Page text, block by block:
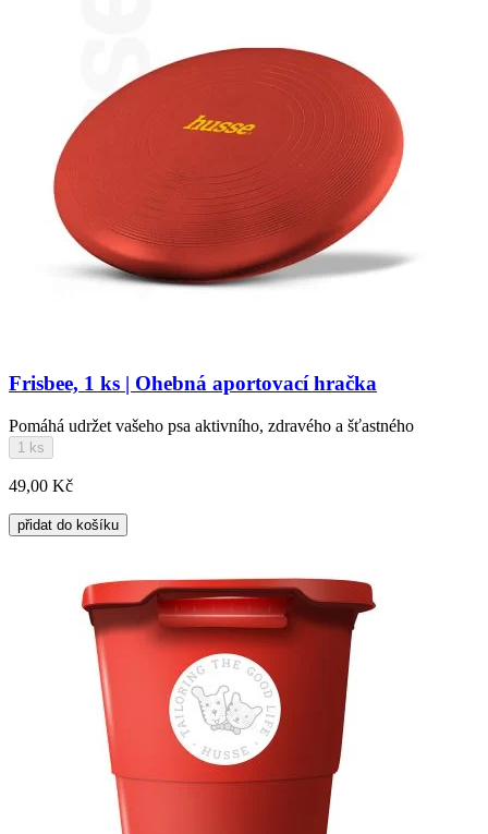
Frisbee, 1 ks | Ohebná aportovací hračka
Pomáhá udržet vašeho psa aktivního, zdravého a šťastného
1 ks
49,00 Kč
přidat do košíku